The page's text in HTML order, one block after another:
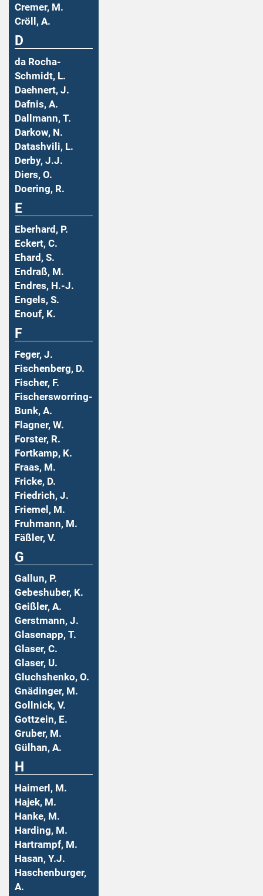
Cremer, M.
Cröll, A.
D
da Rocha-
Schmidt, L.
Daehnert, J.
Dafnis, A.
Dallmann, T.
Darkow, N.
Datashvili, L.
Derby, J.J.
Diers, O.
Doering, R.
E
Eberhard, P.
Eckert, C.
Ehard, S.
Endraß, M.
Endres, H.-J.
Engels, S.
Enouf, K.
F
Feger, J.
Fischenberg, D.
Fischer, F.
Fischersworring-
Bunk, A.
Flagner, W.
Forster, R.
Fortkamp, K.
Fraas, M.
Fricke, D.
Friedrich, J.
Friemel, M.
Fruhmann, M.
Fäßler, V.
G
Gallun, P.
Gebeshuber, K.
Geißler, A.
Gerstmann, J.
Glasenapp, T.
Glaser, C.
Glaser, U.
Gluchshenko, O.
Gnädinger, M.
Gollnick, V.
Gottzein, E.
Gruber, M.
Gülhan, A.
H
Haimerl, M.
Hajek, M.
Hanke, M.
Harding, M.
Hartrampf, M.
Hasan, Y.J.
Haschenburger,
A.